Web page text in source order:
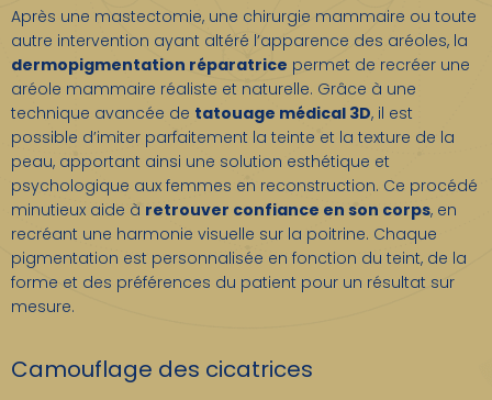
Après une mastectomie, une chirurgie mammaire ou toute
autre intervention ayant altéré l’apparence des aréoles, la
dermopigmentation réparatrice permet de recréer une
aréole mammaire réaliste et naturelle. Grâce à une
technique avancée de tatouage médical 3D, il est
possible d’imiter parfaitement la teinte et la texture de la
peau, apportant ainsi une solution esthétique et
psychologique aux femmes en reconstruction. Ce procédé
minutieux aide à retrouver confiance en son corps, en
recréant une harmonie visuelle sur la poitrine. Chaque
pigmentation est personnalisée en fonction du teint, de la
forme et des préférences du patient pour un résultat sur
mesure.
Camouflage des cicatrices